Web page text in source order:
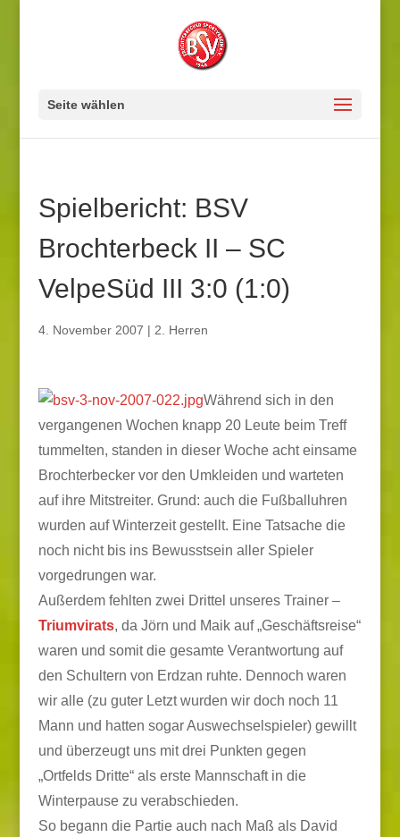
Seite wählen
Spielbericht: BSV
Brochterbeck II – SC
VelpeSüd III 3:0 (1:0)
4. November 2007 | 2. Herren
Während sich in den
vergangenen Wochen knapp 20 Leute beim Treff
tummelten, standen in dieser Woche acht einsame
Brochterbecker vor den Umkleiden und warteten
auf ihre Mitstreiter. Grund: auch die Fußballuhren
wurden auf Winterzeit gestellt. Eine Tatsache die
noch nicht bis ins Bewusstsein aller Spieler
vorgedrungen war.
Außerdem fehlten zwei Drittel unseres Trainer –
Triumvirats, da Jörn und Maik auf „Geschäftsreise“
waren und somit die gesamte Verantwortung auf
den Schultern von Erdzan ruhte. Dennoch waren
wir alle (zu guter Letzt wurden wir doch noch 11
Mann und hatten sogar Auswechselspieler) gewillt
und überzeugt uns mit drei Punkten gegen
„Ortfelds Dritte“ als erste Mannschaft in die
Winterpause zu verabschieden.
So begann die Partie auch nach Maß als David